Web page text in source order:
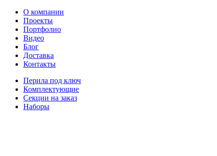
О компании
Проекты
Портфолио
Видео
Блог
Доставка
Контакты
Перила под ключ
Комплектующие
Секции на заказ
Наборы